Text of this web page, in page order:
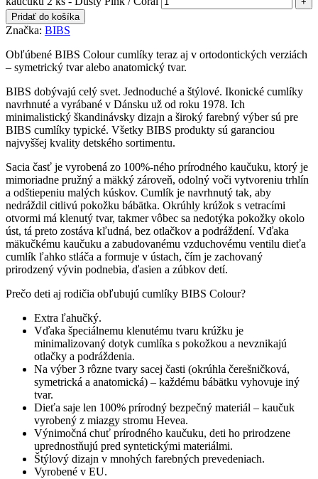
Pridať do košíka
Značka: BIBS
Obľúbené BIBS Colour cumlíky teraz aj v ortodontických verziách
– symetrický tvar alebo anatomický tvar.
BIBS dobývajú celý svet. Jednoduché a štýlové. Ikonické cumlíky
navrhnuté a vyrábané v Dánsku už od roku 1978. Ich
minimalistický škandinávsky dizajn a široký farebný výber sú pre
BIBS cumlíky typické. Všetky BIBS produkty sú garanciou
najvyššej kvality detského sortimentu.
Sacia časť je vyrobená zo 100%-ného prírodného kaučuku, ktorý je
mimoriadne pružný a mäkký zároveň, odolný voči vytvoreniu trhlín
a odštiepeniu malých kúskov. Cumlík je navrhnutý tak, aby
nedráždil citlivú pokožku bábätka. Okrúhly krúžok s vetracími
otvormi má klenutý tvar, takmer vôbec sa nedotýka pokožky okolo
úst, tá preto zostáva kľudná, bez otlačkov a podráždení. Vďaka
mäkučkému kaučuku a zabudovanému vzduchovému ventilu dieťa
cumlík ľahko stláča a formuje v ústach, čím je zachovaný
prirodzený vývin podnebia, ďasien a zúbkov detí.
Prečo deti aj rodičia obľubujú cumlíky BIBS Colour?
Extra ľahučký.
Vďaka špeciálnemu klenutému tvaru krúžku je
minimalizovaný dotyk cumlíka s pokožkou a nevznikajú
otlačky a podráždenia.
Na výber 3 rôzne tvary sacej časti (okrúhla čerešničková,
symetrická a anatomická) – každému bábätku vyhovuje iný
tvar.
Dieťa saje len 100% prírodný bezpečný materiál – kaučuk
vyrobený z miazgy stromu Hevea.
Výnimočná chuť prírodného kaučuku, deti ho prirodzene
uprednostňujú pred syntetickými materiálmi.
Štýlový dizajn v mnohých farebných prevedeniach.
Vyrobené v EU.